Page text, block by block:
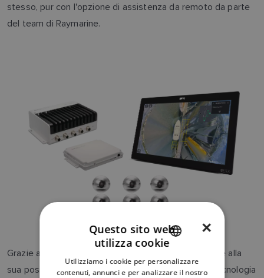
stesso, pur con l'opzione di assistenza da remoto da parte
del team di Raymarine.
Grazie alla vasta esperienza commerciale di Avikus e alla
sua posizione sul mercato come produttore della tecnologia
ENGLISH
×
Questo sito web
utilizza cookie
Utilizziamo i cookie per personalizzare
contenuti, annunci e per analizzare il nostro